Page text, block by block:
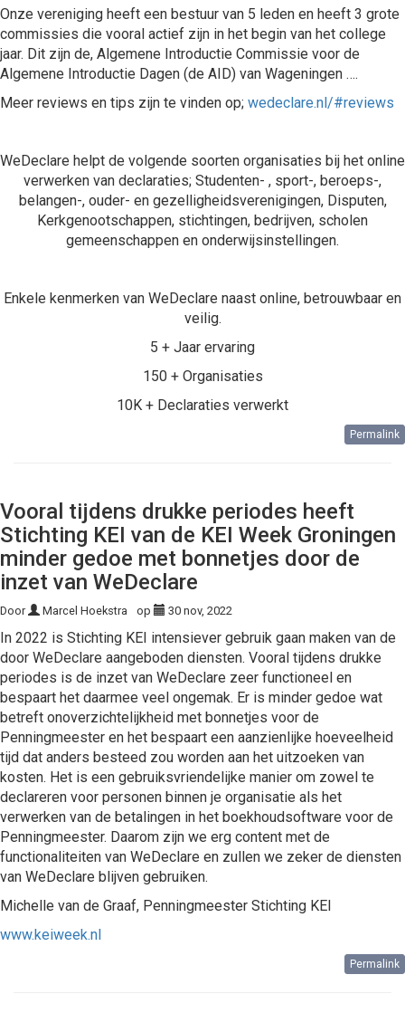
Onze vereniging heeft een bestuur van 5 leden en heeft 3 grote
commissies die vooral actief zijn in het begin van het college
jaar. Dit zijn de, Algemene Introductie Commissie voor de
Algemene Introductie Dagen (de AID) van Wageningen ….
Meer reviews en tips zijn te vinden op; wedeclare.nl/#reviews
WeDeclare helpt de volgende soorten organisaties bij het online
verwerken van declaraties; Studenten- , sport-, beroeps-,
belangen-, ouder- en gezelligheidsverenigingen, Disputen,
Kerkgenootschappen, stichtingen, bedrijven, scholen
gemeenschappen en onderwijsinstellingen.
Enkele kenmerken van WeDeclare naast online, betrouwbaar en
veilig.
5 + Jaar ervaring
150 + Organisaties
10K + Declaraties verwerkt
Permalink
Vooral tijdens drukke periodes heeft
Stichting KEI van de KEI Week Groningen
minder gedoe met bonnetjes door de
inzet van WeDeclare
Door Marcel Hoekstra op 30 nov, 2022
In 2022 is Stichting KEI intensiever gebruik gaan maken van de
door WeDeclare aangeboden diensten. Vooral tijdens drukke
periodes is de inzet van WeDeclare zeer functioneel en
bespaart het daarmee veel ongemak. Er is minder gedoe wat
betreft onoverzichtelijkheid met bonnetjes voor de
Penningmeester en het bespaart een aanzienlijke hoeveelheid
tijd dat anders besteed zou worden aan het uitzoeken van
kosten. Het is een gebruiksvriendelijke manier om zowel te
declareren voor personen binnen je organisatie als het
verwerken van de betalingen in het boekhoudsoftware voor de
Penningmeester. Daarom zijn we erg content met de
functionaliteiten van WeDeclare en zullen we zeker de diensten
van WeDeclare blijven gebruiken.
Michelle van de Graaf, Penningmeester Stichting KEI
www.keiweek.nl
Permalink